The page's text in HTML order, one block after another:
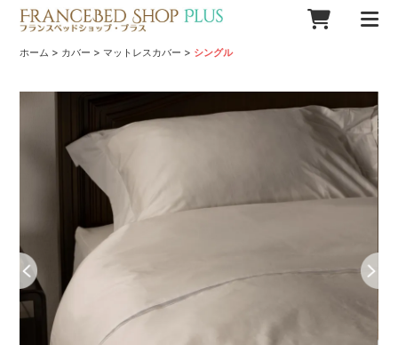
ホーム > カバー > マットレスカバー > シングル